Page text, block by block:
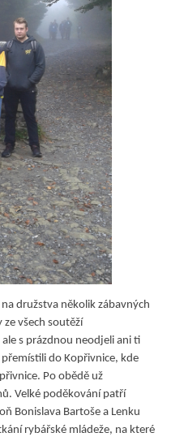
družstva několik zábavných
všech soutěží
s prázdnou neodjeli ani ti
do Kopřivnice, kde
Po obědě už
Velké poděkování patří
Bonislava Bartoše a Lenku
rybářské mládeže, na které